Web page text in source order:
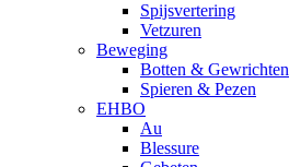
Spijsvertering
Vetzuren
Beweging
Botten & Gewrichten
Spieren & Pezen
EHBO
Au
Blessure